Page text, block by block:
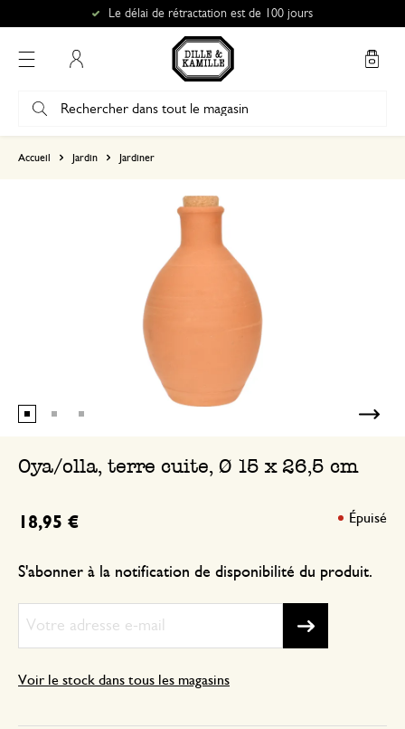
Le délai de rétractation est de 100 jours
Accueil Jardin Jardiner
Oya/olla, terre cuite, Ø 15 x 26,5 cm
18,95 €
S'abonner à la notification de disponibilité du produit.
Épuisé
Voir le stock dans tous les magasins